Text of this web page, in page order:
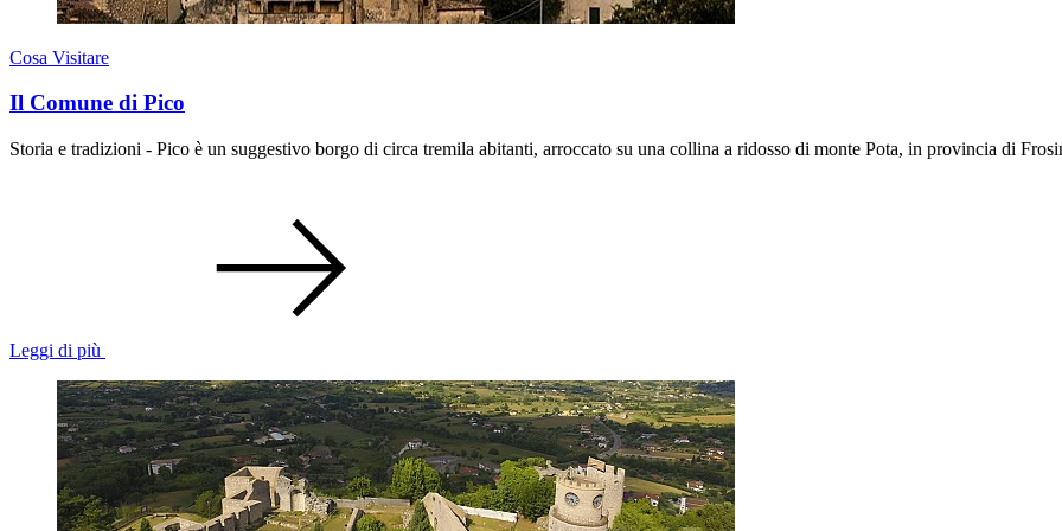
Cosa Visitare
Il Comune di Pico
Storia e tradizioni - Pico è un suggestivo borgo di circa tremila abitanti, arroccato su una collina a ridosso di monte Pota, in provincia di
Leggi di più